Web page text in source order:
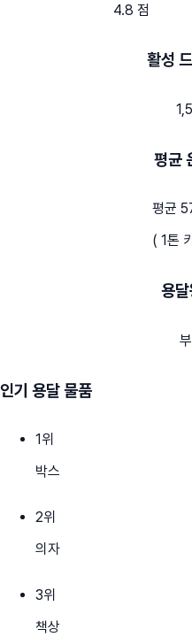
4.8 점
활성
평균
평균
( 1톤
용달
인기 용달 물품
1위
박스
2위
의자
3위
책상